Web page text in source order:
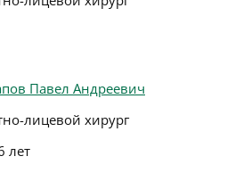
Павел Андреевич
лицевой хирург
лет